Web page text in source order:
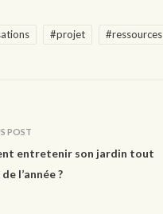
#projet #ressources
POST
entretenir son jardin tout
l’année ?